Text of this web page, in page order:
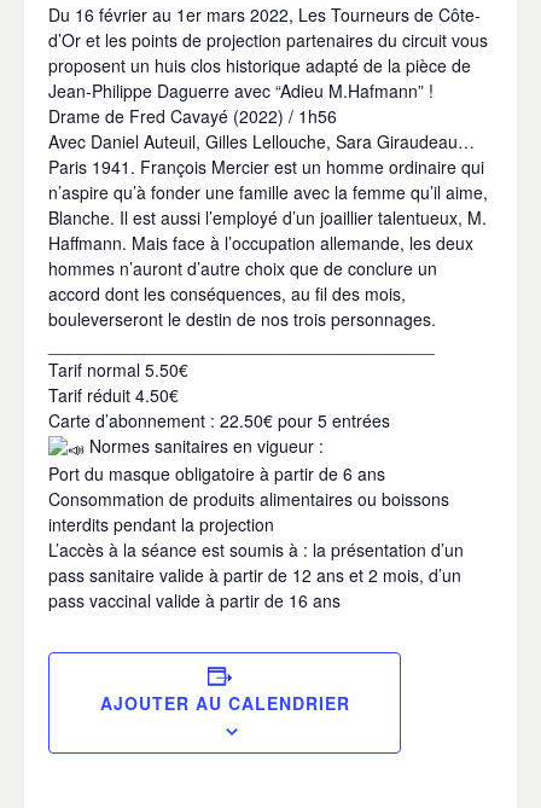
Du 16 février au 1er mars 2022, Les Tourneurs de Côte-
d’Or et les points de projection partenaires du circuit vous
proposent un huis clos historique adapté de la pièce de
Jean-Philippe Daguerre avec “Adieu M.Hafmann” !
Drame de Fred Cavayé (2022) / 1h56
Avec Daniel Auteuil, Gilles Lellouche, Sara Giraudeau…
Paris 1941. François Mercier est un homme ordinaire qui
n’aspire qu’à fonder une famille avec la femme qu’il aime,
Blanche. Il est aussi l’employé d’un joaillier talentueux, M.
Haffmann. Mais face à l’occupation allemande, les deux
hommes n’auront d’autre choix que de conclure un
accord dont les conséquences, au fil des mois,
bouleverseront le destin de nos trois personnages.
Tarif normal 5.50€
Tarif réduit 4.50€
Carte d’abonnement : 22.50€ pour 5 entrées
Normes sanitaires en vigueur :
Port du masque obligatoire à partir de 6 ans
Consommation de produits alimentaires ou boissons
interdits pendant la projection
L’accès à la séance est soumis à : la présentation d’un
pass sanitaire valide à partir de 12 ans et 2 mois, d’un
pass vaccinal valide à partir de 16 ans
AJOUTER AU CALENDRIER